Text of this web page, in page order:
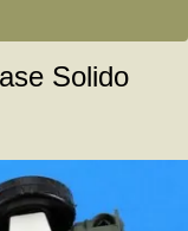
Solido